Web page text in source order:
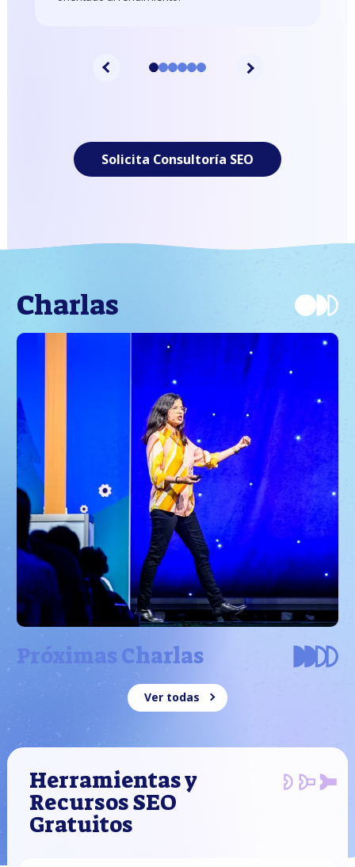
1 2 3 4 5 6
Solicita Consultoría SEO
Charlas
Próximas Charlas
Ver todas
Herramientas y
Recursos SEO
Gratuitos